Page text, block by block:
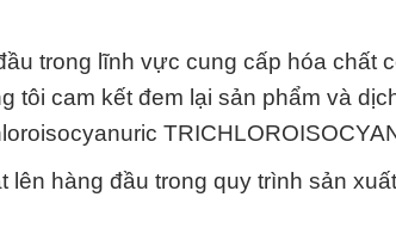
trong lĩnh vực cung cấp hóa chất
tôi cam kết đem lại sản phẩm và
hàng đầu trong quy trình sản